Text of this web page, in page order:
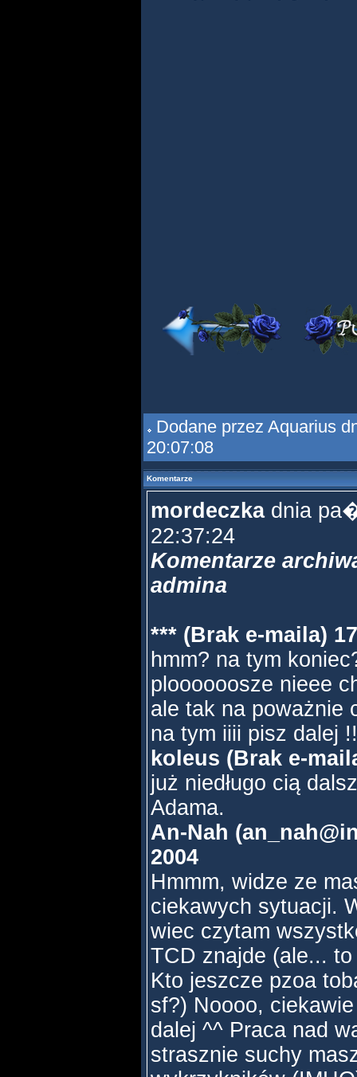
Dodane przez Aquarius
20:07:08
Komentarze
mordeczka dnia
22:37:24
Komentarze
admina
*** (Brak e-maila)
hmm? na tym
ploooooosze nieee
ale tak na poważnie
na tym iiii pisz dalej !!
koleus (Brak e-
już niedługo cią
Adama.
An-Nah
2004
Hmmm, widze ze
ciekawych sytuacji.
wiec czytam
TCD znajde (ale...
Kto jeszcze pzoa
sf?) Noooo,
dalej ^^ Praca nad
strasznie suchy